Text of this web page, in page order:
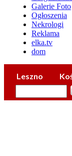
Galerie Foto
Ogłoszenia
Nekrologi
Reklama
elka.tv
dom
Leszno